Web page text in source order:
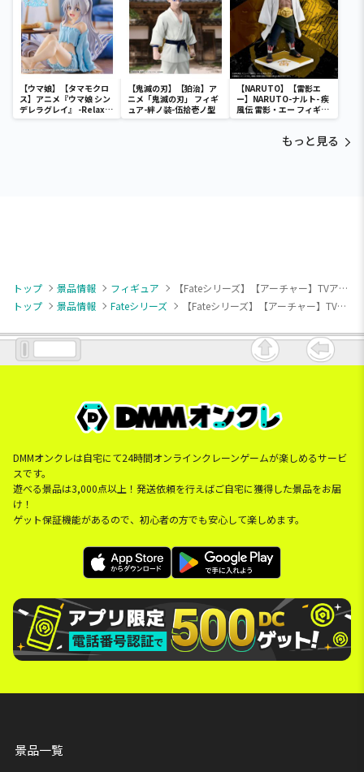
【ウマ娘】【タマモクロ
ス】アニメ『ウマ娘 シン
デレラグレイ』 -Relax
time-タマモクロス
【鬼滅の刃】【狛治】ア
ニメ「鬼滅の刃」 フィギ
ュア-絆ノ装-伍拾壱ノ型
【NARUTO】【雷影エ
ー】NARUTO-ナルト- 疾
風伝 雷影・エー フィギュ
ア～五影集結…!!～
もっと見る
トップ 景品情報 フィギュア
【Fateシリーズ】【アーチャー】TVアニメ「Fate/strange Fake」Whispers of Dawn アーチャー
トップ
景品情報 Fateシリーズ 【Fateシリーズ】【アーチャー】TVアニメ「Fate/strange Fake」Whispers of Dawn アーチャー
DMMオンクレは自宅にて24時間オンラインクレーンゲームが楽しめるサービ
スです。
遊べる景品は3,000点以上！発送依頼を行えばご自宅に獲得した景品をお届
け！
ゲット保証機能があるので、初心者の方でも安心して楽しめます。
景品一覧